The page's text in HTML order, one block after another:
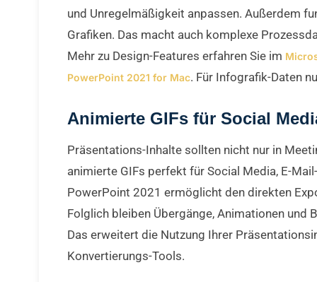
und Unregelmäßigkeit anpassen. Außerdem
Grafiken. Das macht auch komplexe
Mehr zu Design-Features erfahren Sie im
PowerPoint 2021 for Mac. Für Infografik-Daten
Animierte GIFs für Social
Präsentations-Inhalte sollten nicht nur in
animierte GIFs perfekt für Social Media, E-
PowerPoint 2021 ermöglicht den direkten
Folglich bleiben Übergänge, Animationen und
Das erweitert die Nutzung Ihrer
Konvertierungs-Tools.